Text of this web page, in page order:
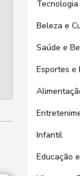
Beleza e
Saúde e
Esportes e
Infantil
Educação